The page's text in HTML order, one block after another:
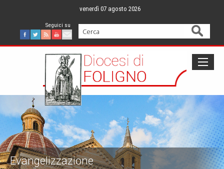
content
venerdì 07 agosto 2026
Facebook
Twitter
FeedYoutube
Mail
Cerca
Evangelizzazione